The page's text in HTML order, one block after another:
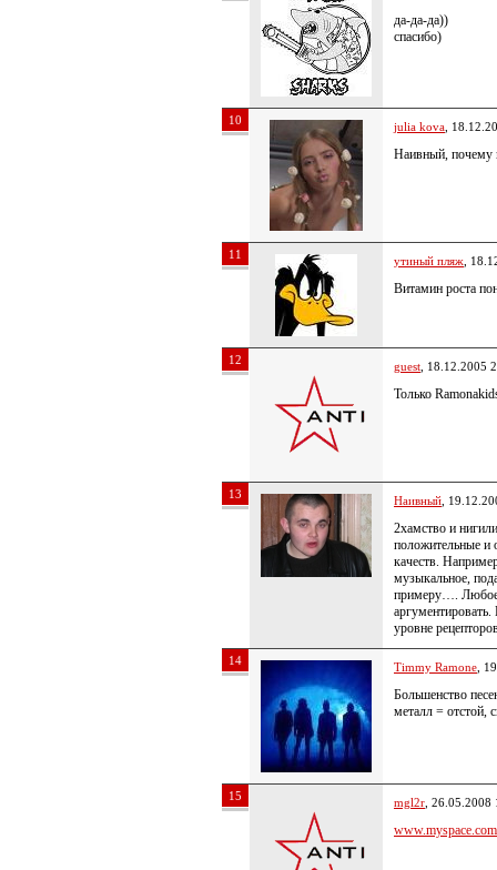
да-да-да))
спасибо)
10 julia kova ,
Наивный, почему
11 утиный пляж ,
Витамин роста
12 guest , 18.12.2005
Только
13 Наивный ,
2хамство и
положительные и
качеств.
музыкальное,
примеру…. Любое
уровне
14 Timmy Ramone ,
Большенство
металл = отстой,
15 mgl2r , 26.05.2008